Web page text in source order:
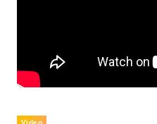
Video